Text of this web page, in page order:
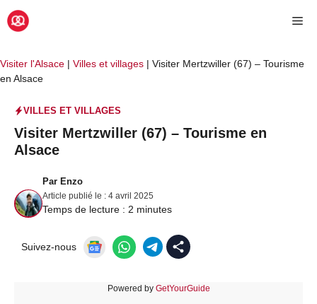
Aller
au
Visiter l'Alsace | Villes et villages | Visiter Mertzwiller (67) – Tourisme
en Alsace
VILLES ET VILLAGES
Visiter Mertzwiller (67) – Tourisme en
Alsace
Par Enzo
Article publié le : 4 avril 2025
Temps de lecture : 2 minutes
Suivez-nous
Powered by GetYourGuide